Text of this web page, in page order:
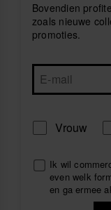
Bovendien
zoals nieuwe
promoties.
Vrouw
Ik wil
even welk
en ga ermee